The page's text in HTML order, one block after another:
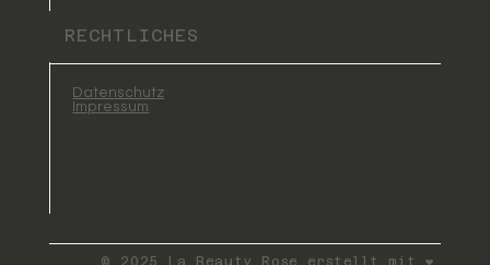
RECHTLICHES
Datenschutz
Impressum
© 2025 La Beauty Rose erstellt mit ❤️